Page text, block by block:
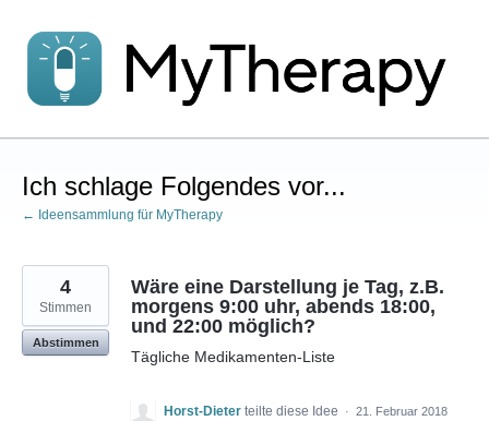
Inhalt
springen
Ich schlage Folgendes vor...
← Ideensammlung für MyTherapy
Wäre eine Darstellung je Tag, z.B.
morgens 9:00 uhr, abends 18:00,
und 22:00 möglich?
Tägliche Medikamenten-Liste
4
Stimmen
Abstimmen
Horst-Dieter teilte diese Idee · 21. Februar 2018